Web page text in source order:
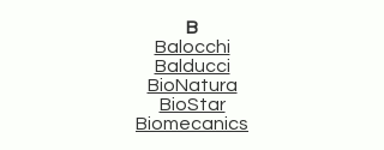
B
Balocchi
Balducci
BioNatura
BioStar
Biomecanics